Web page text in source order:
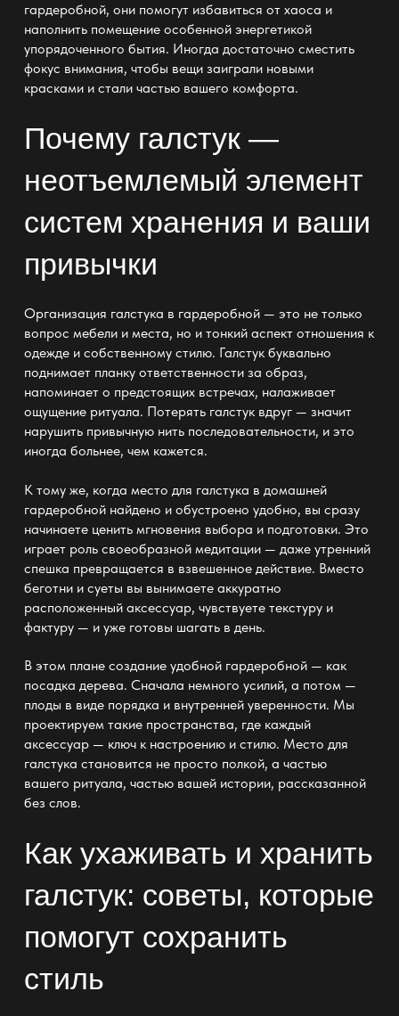
гардеробной, они помогут избавиться от хаоса и
наполнить помещение особенной энергетикой
упорядоченного бытия. Иногда достаточно сместить
фокус внимания, чтобы вещи заиграли новыми
красками и стали частью вашего комфорта.
Почему галстук —
неотъемлемый элемент
систем хранения и ваши
привычки
Организация галстука в гардеробной — это не только
вопрос мебели и места, но и тонкий аспект отношения к
одежде и собственному стилю. Галстук буквально
поднимает планку ответственности за образ,
напоминает о предстоящих встречах, налаживает
ощущение ритуала. Потерять галстук вдруг — значит
нарушить привычную нить последовательности, и это
иногда больнее, чем кажется.
К тому же, когда место для галстука в домашней
гардеробной найдено и обустроено удобно, вы сразу
начинаете ценить мгновения выбора и подготовки. Это
играет роль своеобразной медитации — даже утренний
спешка превращается в взвешенное действие. Вместо
беготни и суеты вы вынимаете аккуратно
расположенный аксессуар, чувствуете текстуру и
фактуру — и уже готовы шагать в день.
В этом плане создание удобной гардеробной — как
посадка дерева. Сначала немного усилий, а потом —
плоды в виде порядка и внутренней уверенности. Мы
проектируем такие пространства, где каждый
аксессуар — ключ к настроению и стилю. Место для
галстука становится не просто полкой, а частью
вашего ритуала, частью вашей истории, рассказанной
без слов.
Как ухаживать и хранить
галстук: советы, которые
помогут сохранить
стиль